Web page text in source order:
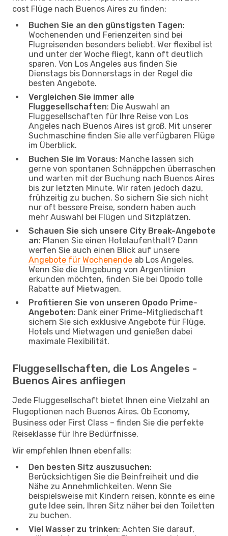
cost Flüge nach Buenos Aires zu finden:
Buchen Sie an den günstigsten Tagen:
Wochenenden und Ferienzeiten sind bei
Flugreisenden besonders beliebt. Wer flexibel ist
und unter der Woche fliegt, kann oft deutlich
sparen. Von Los Angeles aus finden Sie
Dienstags bis Donnerstags in der Regel die
besten Angebote.
Vergleichen Sie immer alle
Fluggesellschaften: Die Auswahl an
Fluggesellschaften für Ihre Reise von Los
Angeles nach Buenos Aires ist groß. Mit unserer
Suchmaschine finden Sie alle verfügbaren Flüge
im Überblick.
Buchen Sie im Voraus: Manche lassen sich
gerne von spontanen Schnäppchen überraschen
und warten mit der Buchung nach Buenos Aires
bis zur letzten Minute. Wir raten jedoch dazu,
frühzeitig zu buchen. So sichern Sie sich nicht
nur oft bessere Preise, sondern haben auch
mehr Auswahl bei Flügen und Sitzplätzen.
Schauen Sie sich unsere City Break-Angebote
an: Planen Sie einen Hotelaufenthalt? Dann
werfen Sie auch einen Blick auf unsere
Angebote für Wochenende ab Los Angeles.
Wenn Sie die Umgebung von Argentinien
erkunden möchten, finden Sie bei Opodo tolle
Rabatte auf Mietwagen.
Profitieren Sie von unseren Opodo Prime-
Angeboten: Dank einer Prime-Mitgliedschaft
sichern Sie sich exklusive Angebote für Flüge,
Hotels und Mietwagen und genießen dabei
maximale Flexibilität.
Fluggesellschaften, die Los Angeles -
Buenos Aires anfliegen
Jede Fluggesellschaft bietet Ihnen eine Vielzahl an
Flugoptionen nach Buenos Aires. Ob Economy,
Business oder First Class – finden Sie die perfekte
Reiseklasse für Ihre Bedürfnisse.
Wir empfehlen Ihnen ebenfalls:
Den besten Sitz auszusuchen:
Berücksichtigen Sie die Beinfreiheit und die
Nähe zu Annehmlichkeiten. Wenn Sie
beispielsweise mit Kindern reisen, könnte es eine
gute Idee sein, Ihren Sitz näher bei den Toiletten
zu buchen.
Viel Wasser zu trinken: Achten Sie darauf,